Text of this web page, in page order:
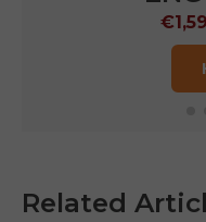
Related